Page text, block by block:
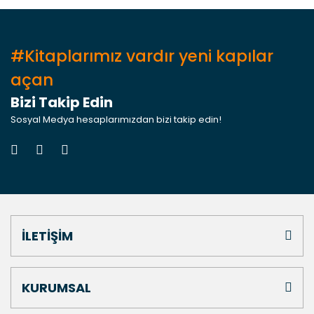
#Kitaplarımız vardır yeni kapılar
açan
Bizi Takip Edin
Sosyal Medya hesaplarımızdan bizi takip edin!
İLETİŞİM
KURUMSAL